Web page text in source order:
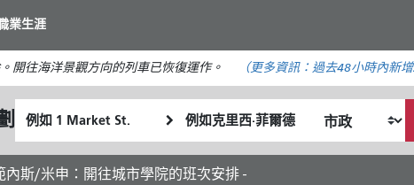
主
內
容
業生涯
開往海洋景觀方向的列車已恢復運作。 （更多資訊： 過去48小時內新
起
始
位
置
終
點
位
置
我
希
內斯/米申：開往城市學院的班次安排 -